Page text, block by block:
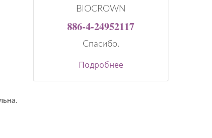
BIOCROWN
886-4-24952117
Спасибо.
Подробнее